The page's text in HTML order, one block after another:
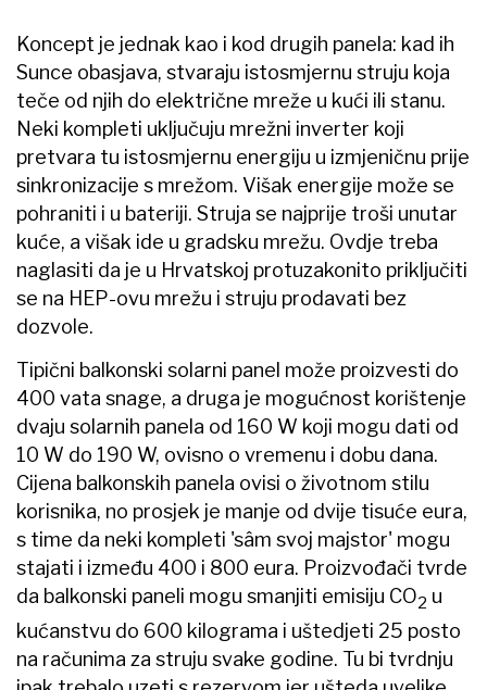
Koncept je jednak kao i kod drugih panela: kad ih
Sunce obasjava, stvaraju istosmjernu struju koja
teče od njih do električne mreže u kući ili stanu.
Neki kompleti uključuju mrežni inverter koji
pretvara tu istosmjernu energiju u izmjeničnu prije
sinkronizacije s mrežom. Višak energije može se
pohraniti i u bateriji. Struja se najprije troši unutar
kuće, a višak ide u gradsku mrežu. Ovdje treba
naglasiti da je u Hrvatskoj protuzakonito priključiti
se na HEP-ovu mrežu i struju prodavati bez
dozvole.
Tipični balkonski solarni panel može proizvesti do
400 vata snage, a druga je mogućnost korištenje
dvaju solarnih panela od 160 W koji mogu dati od
10 W do 190 W, ovisno o vremenu i dobu dana.
Cijena balkonskih panela ovisi o životnom stilu
korisnika, no prosjek je manje od dvije tisuće eura,
s time da neki kompleti 'sâm svoj majstor' mogu
stajati i između 400 i 800 eura. Proizvođači tvrde
da balkonski paneli mogu smanjiti emisiju CO2 u
kućanstvu do 600 kilograma i uštedjeti 25 posto
na računima za struju svake godine. Tu bi tvrdnju